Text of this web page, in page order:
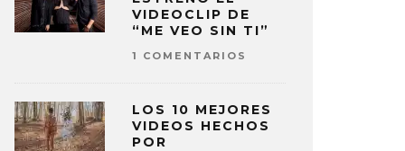
VIDEOCLIP DE
“ME VEO SIN TI”
1 COMENTARIOS
LOS 10 MEJORES
VIDEOS HECHOS
POR